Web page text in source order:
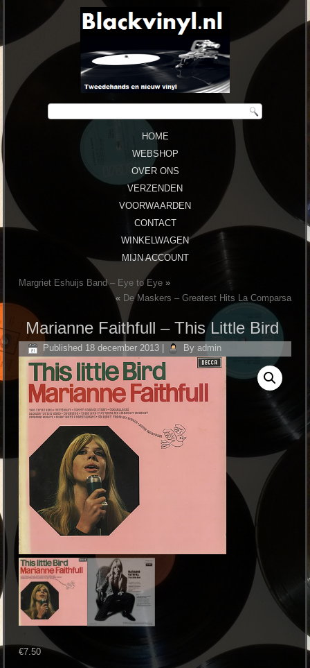
HOME
WEBSHOP
OVER ONS
VERZENDEN
VOORWAARDEN
CONTACT
WINKELWAGEN
MIJN ACCOUNT
Margriet Eshuijs Band – Eye to Eye »
« De Maskers – Greatest Hits La Comparsa
Marianne Faithfull – This Little Bird
Published 18 december 2013 By admin
€7.50